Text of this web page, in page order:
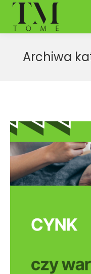
Archiwa